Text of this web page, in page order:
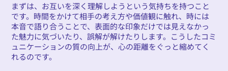
まずは、お互いを深く理解しようという気持ちを持つこと
です。時間をかけて相手の考え方や価値観に触れ、時には
本音で語り合うことで、表面的な印象だけでは見えなかっ
た魅力に気づいたり、誤解が解けたりします。こうしたコミ
ュニケーションの質の向上が、心の距離をぐっと縮めてく
れるのです。